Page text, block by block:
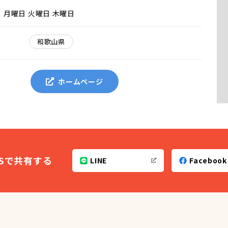
月曜日 火曜日 木曜日
和歌山県
ホームページ
で共有する LINE Facebook